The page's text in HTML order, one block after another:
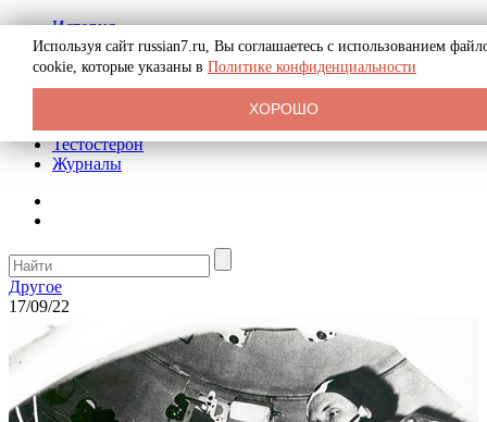
История
Биография
Криминал
Реклама на сайте
Тестостерон
Журналы
Другое
17/09/22
Используя сайт russian7.ru, Вы соглашаетесь с использованием
cookie, которые указаны в Политике конфиденциальности
ХОРОШО